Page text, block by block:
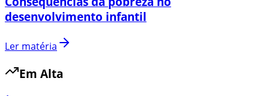
desenvolvimento infantil
Ler matéria
Em Alta